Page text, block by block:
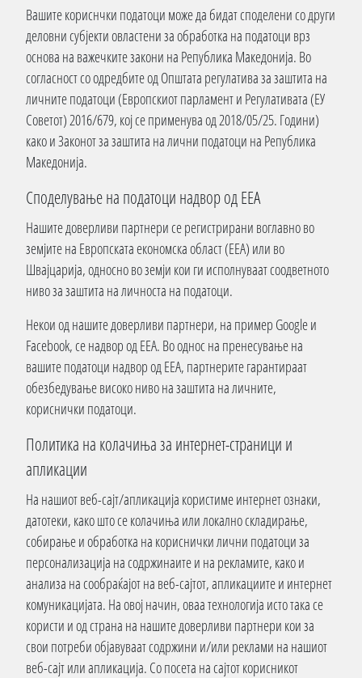
Вашите кориснчки податоци може да бидат споделени со други
деловни субјекти овластени за обработка на податоци врз
основа на важечките закони на Република Македонија. Во
согласност со одредбите од Општата регулатива за заштита на
личните податоци (Европскиот парламент и Регулативата (ЕУ
Советот) 2016/679, кој се применува од 2018/05/25. Години)
како и Законот за заштита на лични податоци на Република
Македонија.
Споделување на податоци надвор од ЕЕА
Нашите доверливи партнери се регистрирани воглавно во
земјите на Европската економска област (ЕЕА) или во
Швајцарија, односно во земји кои ги исполнуваат соодветното
ниво за заштита на личноста на податоци.
Некои од нашите доверливи партнери, на пример Google и
Facebook, се надвор од ЕЕА. Во однос на пренесување на
вашите податоци надвор од ЕЕА, партнерите гарантираат
обезбедување високо ниво на заштита на личните,
кориснички податоци.
Политика на колачиња за интернет-страници и
апликации
На нашиот веб-сајт/апликација користиме интернет ознаки,
датотеки, како што се колачиња или локално складирање,
собирање и обработка на кориснички лични податоци за
персонализација на содржинаите и на рекламите, како и
анализа на сообраќајот на веб-сајтот, апликациите и интернет
комуникацијата. На овој начин, оваа технологија исто така се
користи и од страна на нашите доверливи партнери кои за
свои потреби објавуваат содржини и/или реклами на нашиот
веб-сајт или апликација. Со посета на сајтот корисникот